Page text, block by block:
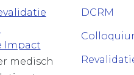
Impact
medisch
DCRM